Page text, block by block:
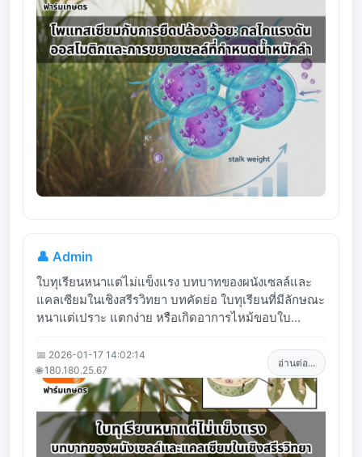
👤 Admin
ใบทุเรียนหนาแต่ไม่แข็งแรง บทบาทของผนังเซลล์และ
แคลเซียมในเชิงสรีรวิทยา บทคัดย่อ ใบทุเรียนที่มีลักษณะ
หนาแต่เปราะ แตกง่าย หรือเกิดอาการไหม้ขอบใบ...
📅 2026-01-17 14:02:14
🌐 180.180.25.67
อ่านต่อ...